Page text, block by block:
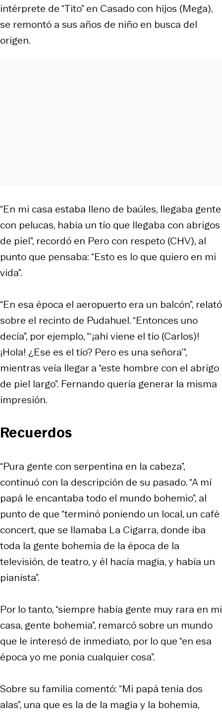
intérprete de “Tito” en Casado con hijos (Mega),
se remontó a sus años de niño en busca del
origen.
“En mi casa estaba lleno de baúles, llegaba gente
con pelucas, había un tío que llegaba con abrigos
de piel”, recordó en Pero con respeto (CHV), al
punto que pensaba: “Esto es lo que quiero en mi
vida”.
“En esa época el aeropuerto era un balcón”, relató
sobre el recinto de Pudahuel. “Entonces uno
decía”, por ejemplo, “‘¡ahí viene el tío (Carlos)!
¡Hola! ¿Ese es el tío? Pero es una señora’”,
mientras veía llegar a “este hombre con el abrigo
de piel largo”. Fernando quería generar la misma
impresión.
Recuerdos
“Pura gente con serpentina en la cabeza”,
continuó con la descripción de su pasado. “A mí
papá le encantaba todo el mundo bohemio”, al
punto de que “terminó poniendo un local, un café
concert, que se llamaba La Cigarra, donde iba
toda la gente bohemia de la época de la
televisión, de teatro, y él hacía magia, y había un
pianista”.
Por lo tanto, “siempre había gente muy rara en mi
casa, gente bohemia”, remarcó sobre un mundo
que le interesó de inmediato, por lo que “en esa
época yo me ponía cualquier cosa”.
Sobre su familia comentó: “Mi papá tenía dos
alas”, una que es la de la magia y la bohemia,